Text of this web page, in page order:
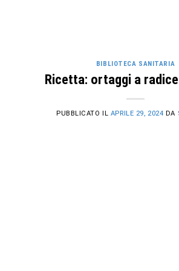
BIBLIOTECA SANITARIA
Ricetta: ortaggi a
PUBBLICATO IL APRILE 29, 2024 DA